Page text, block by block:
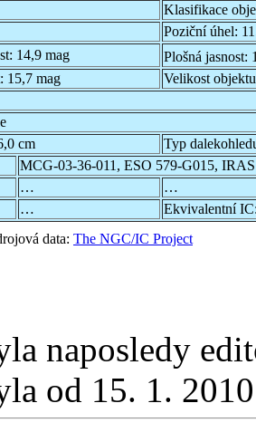
Klasifikace
Poziční úhel:
14,9 mag Plošná jasnost:
15,7 mag
Velikost
cm
Typ
MCG-03-36-011, ESO 579-G015,
…
…
…
Ekvivalentní
data: The NGC/IC Project
naposledy
od 15. 1.